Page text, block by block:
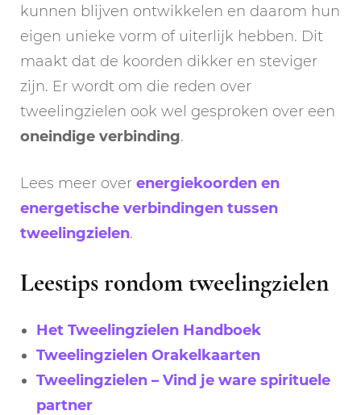
kunnen blijven ontwikkelen en daarom hun
eigen unieke vorm of uiterlijk hebben. Dit
maakt dat de koorden dikker en steviger
zijn. Er wordt om die reden over
tweelingzielen ook wel gesproken over een
oneindige verbinding.
Lees meer over energiekoorden en
energetische verbindingen tussen
tweelingzielen.
Leestips rondom tweelingzielen
Het Tweelingzielen Handboek
Tweelingzielen Orakelkaarten
Tweelingzielen – Vind je ware spirituele
partner